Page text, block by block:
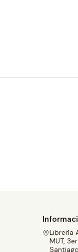
Librería
MUT,